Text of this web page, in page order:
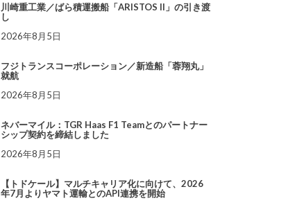
川崎重工業／ばら積運搬船「ARISTOS II」の引き渡
し
2026年8月5日
フジトランスコーポレーション／新造船「蓉翔丸」
就航
2026年8月5日
ネバーマイル：TGR Haas F1 Teamとのパートナー
シップ契約を締結しました
2026年8月5日
【トドケール】マルチキャリア化に向けて、2026
年7月よりヤマト運輸とのAPI連携を開始